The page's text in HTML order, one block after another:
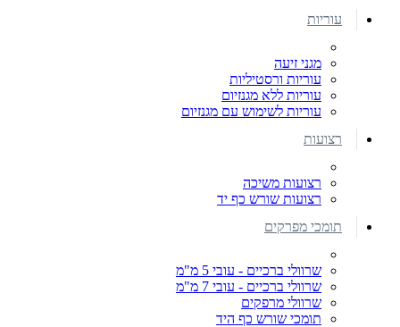
עוריות
מגני זיעה
עוריות ורסטיליות
עוריות ללא מגנזיום
עוריות לשימוש עם מגנזיום
רצועות
רצועות משיכה
רצועות שורש כף יד
תומכי מפרקים
שרוולי ברכיים - עובי 5 מ"מ
שרוולי ברכיים - עובי 7 מ"מ
שרוולי מרפקים
תומכי שורש כף היד